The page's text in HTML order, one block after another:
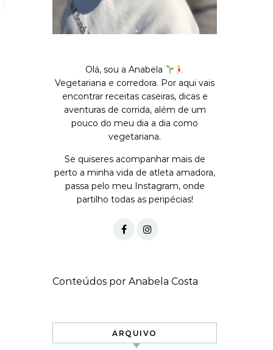
Olá, sou a Anabela
Vegetariana e corredora. Por aqui vais
encontrar receitas caseiras, dicas e
aventuras de corrida, além de um
pouco do meu dia a dia como
vegetariana.
Se quiseres acompanhar mais de
perto a minha vida de atleta amadora,
passa pelo meu Instagram, onde
partilho todas as peripécias!
Conteúdos por Anabela Costa
ARQUIVO